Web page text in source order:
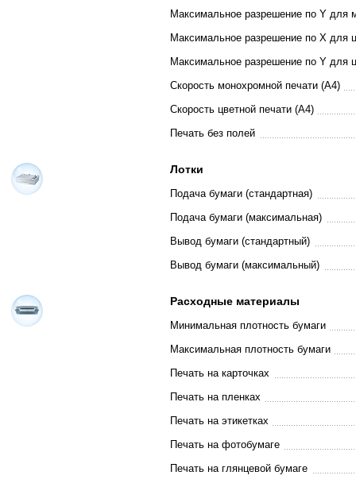
Максимальное разрешение по Y для
Максимальное разрешение по X для
Максимальное разрешение по Y для
Скорость монохромной печати (A4)
Скорость цветной печати (A4)
Печать без полей
Лотки
Подача бумаги (стандартная)
Подача бумаги (максимальная)
Вывод бумаги (стандартный)
Вывод бумаги (максимальный)
Расходные материалы
Минимальная плотность бумаги
Максимальная плотность бумаги
Печать на карточках
Печать на пленках
Печать на этикетках
Печать на фотобумаге
Печать на глянцевой бумаге